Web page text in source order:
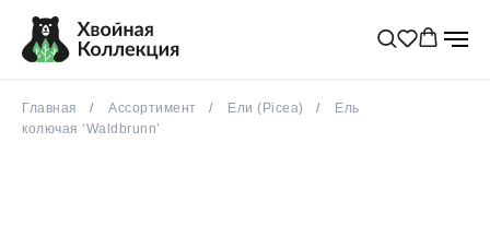
Главная Ассортимент Ели (Picea)
Ель
колючая ‘Waldbrunn’
весна 2026